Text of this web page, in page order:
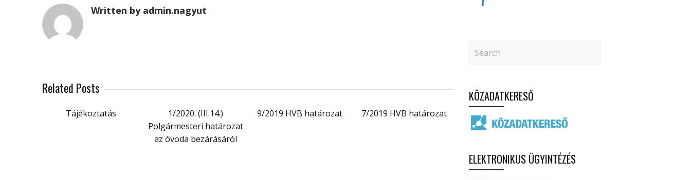
Written by admin.nagyut
Related Posts
Tájékoztatás
1/2020. (III.14.)
Polgármesteri határozat
az óvoda bezárásáról
9/2019 HVB határozat 7/2019 HVB határozat
KÖZADATKERESŐ
ELEKTRONIKUS ÜGYINTÉZÉS